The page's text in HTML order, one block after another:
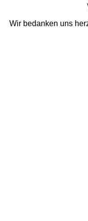
Wir bedanken uns